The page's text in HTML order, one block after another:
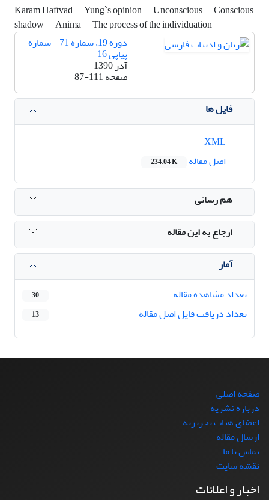
Karam Haftvad Yung`s opinion Unconscious
Conscious
shadow
Anima
The process of the individuation
دوره 19، شماره 71 - شماره
پیاپی 16
آذر 1390
صفحه87-111
فایل ها
اصل مقاله
234.04 K
هم رسانی
ارجاع به این مقاله
آمار
تعداد مشاهده مقاله
30
تعداد دریافت فایل اصل مقاله 13
صفحه اصلی
درباره نشریه
اعضای هیات تحریریه
ارسال مقاله
تماس با ما
نقشه سایت
اخبار و اعلانات